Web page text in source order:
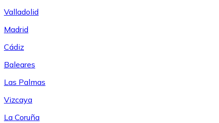
Valladolid
Madrid
Cádiz
Baleares
Las Palmas
Vizcaya
La Coruña